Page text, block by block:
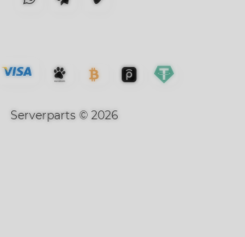
Serverparts © 2026